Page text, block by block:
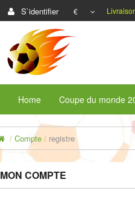
S`identifier €
Home Coupe du monde
Compte registre
MON COMPTE